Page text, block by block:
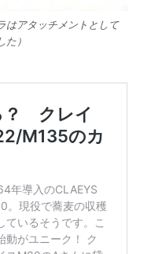
はアタッチメントとして
）